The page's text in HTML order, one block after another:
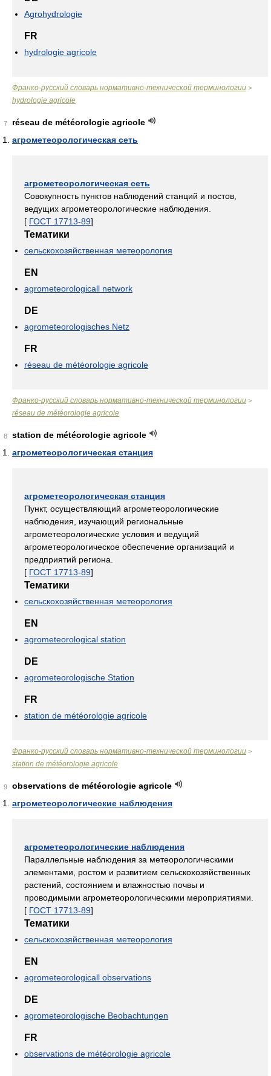
Agrohydrologie
FR
hydrologie agricole
Франко-русский словарь нормативно-технической терминологии >
hydrologie agricole
7
réseau de météorologie agricole
агрометеорологическая сеть
агрометеорологическая сеть
Совокупность пунктов наблюдений станций и постов,
ведущих агрометеорологические наблюдения.
[ ГОСТ 17713-89]
Тематики
сельскохозяйственная метеорология
EN
agrometeorologicall network
DE
agrometeorologisches Netz
FR
réseau de météorologie agricole
Франко-русский словарь нормативно-технической терминологии >
réseau de météorologie agricole
8
station de météorologie agricole
агрометеорологическая станция
агрометеорологическая станция
Пункт, осуществляющий агрометеорологические
наблюдения, изучающий региональные
агрометеорологические условия и ведущий
агрометеорологическое обеспечение организаций и
предприятий региона.
[ ГОСТ 17713-89]
Тематики
сельскохозяйственная метеорология
EN
agrometeorological station
DE
agrometeorologische Station
FR
station de météorologie agricole
Франко-русский словарь нормативно-технической терминологии >
station de météorologie agricole
9
observations de météorologie agricole
агрометеорологические наблюдения
агрометеорологические наблюдения
Параллельные наблюдения за метеорологическими
элементами, ростом и развитием сельскохозяйственных
растений, состоянием и влажностью почвы и
проводимыми агрометеорологическими мероприятиями.
[ ГОСТ 17713-89]
Тематики
сельскохозяйственная метеорология
EN
agrometeorologicall observations
DE
agrometeorologische Beobachtungen
FR
observations de météorologie agricole